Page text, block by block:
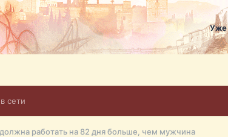
Уже
сети
работать на 82 дня больше, чем мужчина
12,5 Евро в месяц! Легко настроить справится